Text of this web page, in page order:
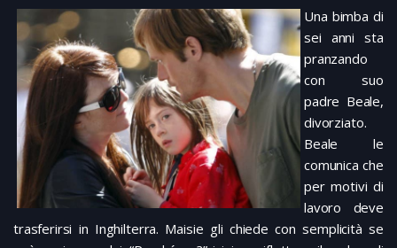
Una bimba di
sei anni sta
pranzando
con suo
padre Beale,
divorziato.
Beale le
comunica che
per motivi di
lavoro deve
trasferirsi in Inghilterra. Maisie gli chiede con semplicità se